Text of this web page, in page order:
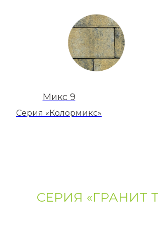
Микс 9
Серия «Колормикс»
СЕРИЯ «ГРАНИТ